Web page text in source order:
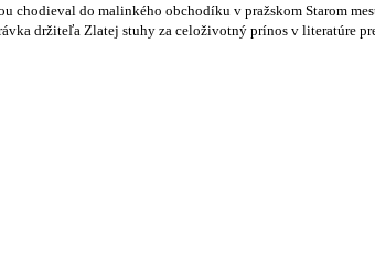
chodieval do malinkého obchodíku v pražskom Starom
držiteľa Zlatej stuhy za celoživotný prínos v literatúre